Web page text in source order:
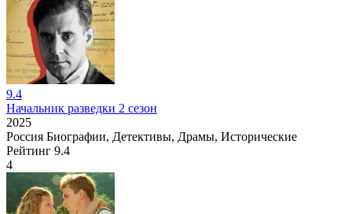
9.4
Начальник разведки 2 сезон
2025
Россия Биографии, Детективы, Драмы, Исторические
Рейтинг 9.4
4